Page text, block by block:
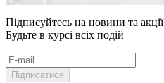
Підписуйтесь на новини та акції
Будьте в курсі всіх подій
Підписатися